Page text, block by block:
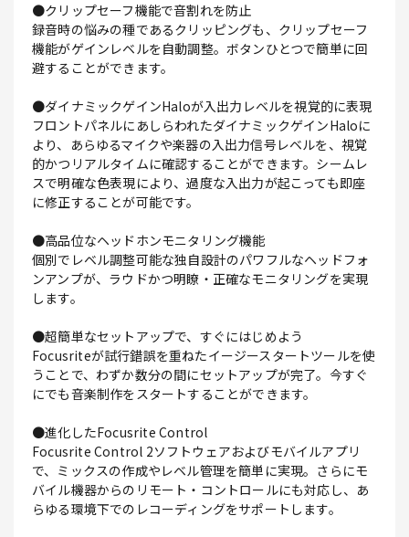
●クリップセーフ機能で音割れを防止
録音時の悩みの種であるクリッピングも、クリップセーフ
機能がゲインレベルを自動調整。ボタンひとつで簡単に回
避することができます。
●ダイナミックゲインHaloが入出力レベルを視覚的に表現
フロントパネルにあしらわれたダイナミックゲインHaloに
より、あらゆるマイクや楽器の入出力信号レベルを、視覚
的かつリアルタイムに確認することができます。シームレ
スで明確な色表現により、過度な入出力が起こっても即座
に修正することが可能です。
●高品位なヘッドホンモニタリング機能
個別でレベル調整可能な独自設計のパワフルなヘッドフォ
ンアンプが、ラウドかつ明瞭・正確なモニタリングを実現
します。
●超簡単なセットアップで、すぐにはじめよう
Focusriteが試行錯誤を重ねたイージースタートツールを使
うことで、わずか数分の間にセットアップが完了。今すぐ
にでも音楽制作をスタートすることができます。
●進化したFocusrite Control
Focusrite Control 2ソフトウェアおよびモバイルアプリ
で、ミックスの作成やレベル管理を簡単に実現。さらにモ
バイル機器からのリモート・コントロールにも対応し、あ
らゆる環境下でのレコーディングをサポートします。